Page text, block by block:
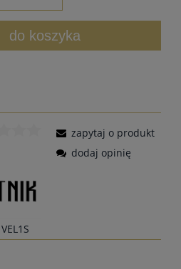
do koszyka
zapytaj o produkt
dodaj opinię